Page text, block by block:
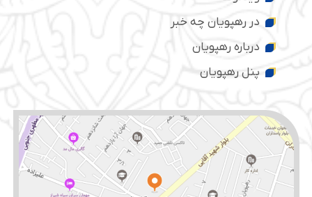
در رهپویان چه خبر
درباره رهپویان
پنل رهپویان